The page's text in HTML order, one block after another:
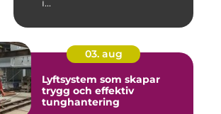
i...
03. aug
Lyftsystem som skapar
trygg och effektiv
tunghantering